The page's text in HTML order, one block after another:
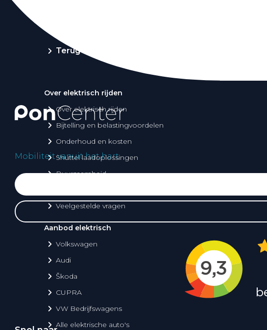
Terug
Over elektrisch rijden
Over elektrisch rijden
Bijtelling en belastingvoordelen
Onderhoud en kosten
Shuttel laadoplossingen
Duurzaamheid
Veelgestelde vragen
Aanbod elektrisch
Volkswagen
Audi
Škoda
CUPRA
VW Bedrijfswagens
Alle elektrische auto's
Mobiliteit vanuit het hart